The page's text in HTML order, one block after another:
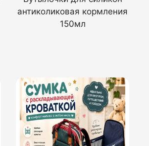
антиколиковая кормления
150мл